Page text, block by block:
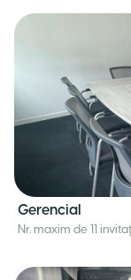
Gerencial
Nr. maxim de 11